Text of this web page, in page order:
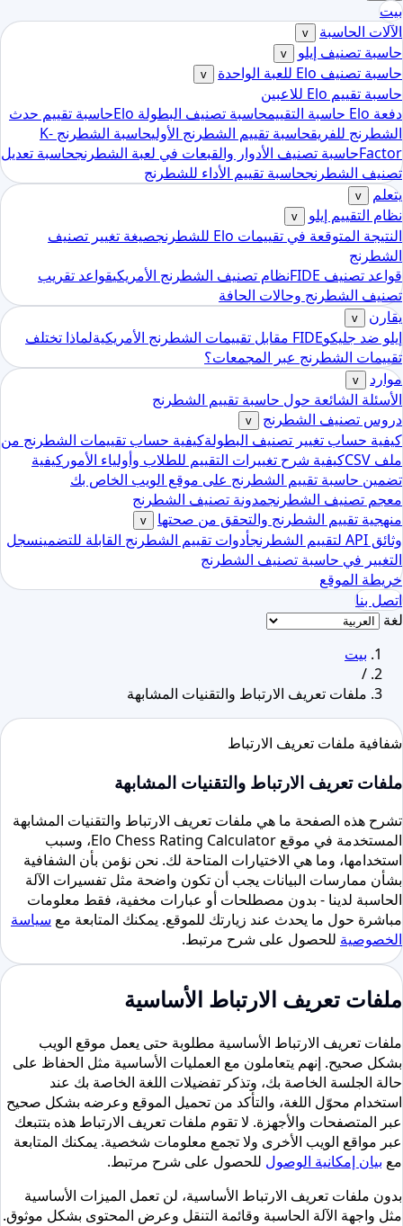
بيت
الآلات الحاسبة
v
حاسبة تصنيف إيلو v
حاسبة تصنيف Elo للعبة الواحدة v
حاسبة تقييم Elo للاعبين
دفعة Elo حاسبة التقييم
حاسبة تصنيف البطولة Elo
حاسبة تقييم حدث
الشطرنج للفريقحاسبة تقييم الشطرنج الأولي
حاسبة الشطرنج K-
Factorحاسبة تصنيف الأدوار والقبعات في لعبة الشطرنجحاسبة تعديل
تصنيف الشطرنجحاسبة تقييم الأداء للشطرنج
يتعلم
v
نظام التقييم إيلو v
النتيجة المتوقعة في تقييمات Elo للشطرنج
صيغة تغيير تصنيف
الشطرنج
قواعد تصنيف FIDE
نظام تصنيف الشطرنج الأمريكيقواعد تقريب
تصنيف الشطرنج وحالات الحافة
يقارن
v
إيلو ضد جليكوFIDE مقابل تقييمات الشطرنج الأمريكية
لماذا تختلف
تقييمات الشطرنج عبر المجمعات؟
موارد
v
الأسئلة الشائعة حول حاسبة تقييم الشطرنج
دروس تصنيف الشطرنج
v
كيفية حساب تغيير تصنيف البطولةكيفية حساب تقييمات الشطرنج من
ملف CSV
كيفية شرح تغييرات التقييم للطلاب وأولياء الأمور كيفية
تضمين حاسبة تقييم الشطرنج على موقع الويب الخاص بك
معجم تصنيف الشطرنجمدونة تصنيف الشطرنج
منهجية تقييم الشطرنج والتحقق من صحتها
v
وثائق API لتقييم الشطرنج أدوات تقييم الشطرنج القابلة للتضمينسجل
التغيير في حاسبة تصنيف الشطرنج
خريطة الموقع
اتصل بنا
لغة
بيت
/
ملفات تعريف الارتباط والتقنيات المشابهة
شفافية ملفات تعريف الارتباط
ملفات تعريف الارتباط والتقنيات المشابهة
تشرح هذه الصفحة ما هي ملفات تعريف الارتباط والتقنيات المشابهة
المستخدمة في موقع Elo Chess Rating Calculator، وسبب
استخدامها، وما هي الاختيارات المتاحة لك. نحن نؤمن بأن الشفافية
بشأن ممارسات البيانات يجب أن تكون واضحة مثل تفسيرات الآلة
الحاسبة لدينا - بدون مصطلحات أو عبارات مخفية، فقط معلومات
مباشرة حول ما يحدث عند زيارتك للموقع. يمكنك المتابعة مع سياسة
الخصوصية للحصول على شرح مرتبط.
ملفات تعريف الارتباط الأساسية
ملفات تعريف الارتباط الأساسية مطلوبة حتى يعمل موقع الويب
بشكل صحيح. إنهم يتعاملون مع العمليات الأساسية مثل الحفاظ على
حالة الجلسة الخاصة بك، وتذكر تفضيلات اللغة الخاصة بك عند
استخدام محوّل اللغة، والتأكد من تحميل الموقع وعرضه بشكل صحيح
عبر المتصفحات والأجهزة. لا تقوم ملفات تعريف الارتباط هذه بتتبعك
عبر مواقع الويب الأخرى ولا تجمع معلومات شخصية. يمكنك المتابعة
مع بيان إمكانية الوصول للحصول على شرح مرتبط.
بدون ملفات تعريف الارتباط الأساسية، لن تعمل الميزات الأساسية
مثل واجهة الآلة الحاسبة وقائمة التنقل وعرض المحتوى بشكل موثوق.